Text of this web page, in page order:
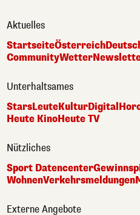
Aktuelles
StartseiteÖsterreich
CommunityWetter
Unterhaltsames
StarsLeuteKulturDigital
Heute KinoHeute TV
Nützliches
Sport Datencenter
WohnenVerkehrsmeldungen
Externe Angebote